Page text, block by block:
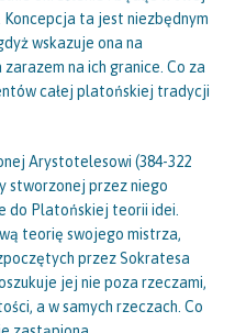
ta jest niezbędnym
wskazuje ona na
na ich granice. Co za
całej platońskiej tradycji
Arystotelesowi (384-322
stworzonej przez niego
do Platońskiej teorii idei.
teorię swojego mistrza,
przez Sokratesa
jej nie poza rzeczami,
a w samych rzeczach. Co